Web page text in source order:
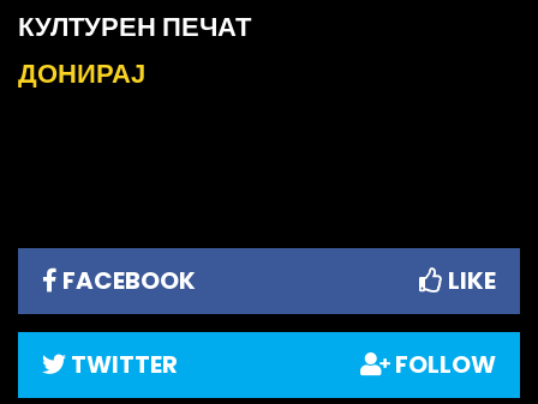
КУЛТУРЕН ПЕЧАТ
ДОНИРАЈ
FACEBOOK LIKE
TWITTER FOLLOW